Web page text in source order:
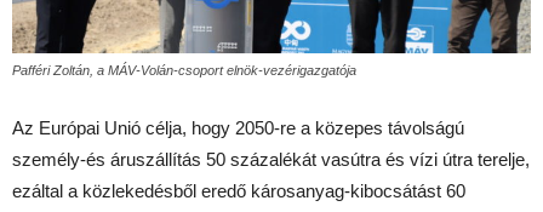
Pafféri Zoltán, a MÁV-Volán-csoport elnök-vezérigazgatója
Az Európai Unió célja, hogy 2050-re a közepes távolságú
személy-és áruszállítás 50 százalékát vasútra és vízi útra terelje,
ezáltal a közlekedésből eredő károsanyag-kibocsátást 60